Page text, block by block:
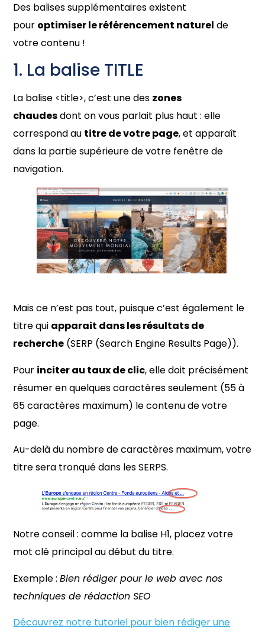
Des balises supplémentaires existent
pour optimiser le référencement naturel de
votre contenu !
1. La balise TITLE
La balise <title>, c’est une des zones
chaudesdont on vous parlait plus haut : elle
correspond au titre de votre page, et apparaît
dans la partie supérieure de votre fenêtre de
navigation.
Mais ce n’est pas tout, puisque c’est également le
titre qui apparait dans les résultats de
recherche (SERP (Search Engine Results Page)).
Pour inciter au taux de clic, elle doit précisément
résumer en quelques caractères seulement (55 à
65 caractères maximum) le contenu de votre
page.
Au-delà du nombre de caractères maximum, votre
titre sera tronqué dans les SERPS.
Notre conseil : comme la balise H1, placez votre
mot clé principal au début du titre.
Exemple :Bien rédiger pour le web avec nos
techniques de rédaction SEO
Découvrez notre tutoriel pour bien rédiger une